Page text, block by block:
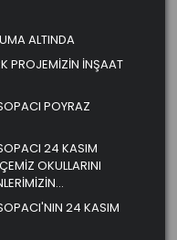
ALTINDA
PROJEMİZİN İNŞAAT
POYRAZ
24 KASIM
OKULLARINI
24 KASIM